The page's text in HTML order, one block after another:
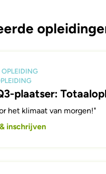
plaatser:
het klimaat van morgen!"
inschrijven